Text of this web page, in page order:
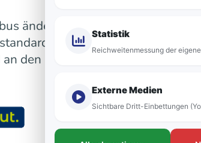
ändert sich mit der
bleiben bestehen. Die
den Fahrzeugen sichtbar sein.
Statistik
Reichweitenmessung der
Externe Medien
Sichtbare Dritt-Einbettungen